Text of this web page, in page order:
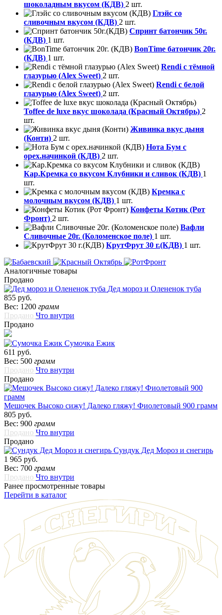
шоколадным вкусом (КДВ) 2 шт.
Глэйс со
сливочным вкусом (КДВ) 2 шт.
Спринт батончик 50г.
(КДВ) 1 шт.
BonTime батончик 20г.
(КДВ) 1 шт.
Rendi с тёмной
глазурью (Alex Sweet) 2 шт.
Rendi с белой
глазурью (Alex Sweet) 2 шт.
Toffee de luxe вкус шоколада (Красный Октябрь) 2
шт.
Живинка вкус дыня
(Конти) 2 шт.
Нота Бум с
орех.начинкой (КДВ) 2 шт.
Кар.Кремка со вкусом Клубники и сливок (КДВ) 1
шт.
Кремка с
молочным вкусом (КДВ) 1 шт.
Конфеты Котик (Рот
Фронт) 2 шт.
Вафли
Сливочные 20г. (Коломенское поле) 1 шт.
КрутФрут 30 г.(КДВ) 1 шт.
Аналогичные товары
Продано
Дед мороз и Олененок туба
855 руб.
Вес: 1200 грамм
Продано Что внутри
Продано
Сумочка Ежик
611 руб.
Вес: 500 грамм
Продано Что внутри
Продано
Мешочек Высоко сижу! Далеко гляжу! Фиолетовый 900 грамм
805 руб.
Вес: 900 грамм
Продано Что внутри
Продано
Сундук Дед Мороз и снегирь
1 965 руб.
Вес: 700 грамм
Продано Что внутри
Ранее просмотренные товары
Перейти в каталог